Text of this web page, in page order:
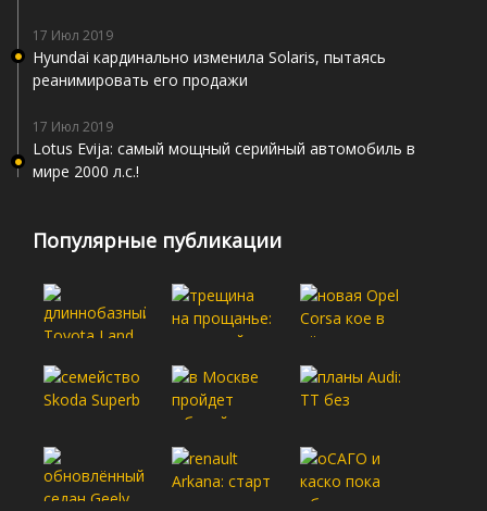
17 Июл 2019
Hyundai кардинально изменила Solaris, пытаясь
реанимировать его продажи
17 Июл 2019
Lotus Evija: самый мощный серийный автомобиль в
мире 2000 л.с.!
Популярные публикации